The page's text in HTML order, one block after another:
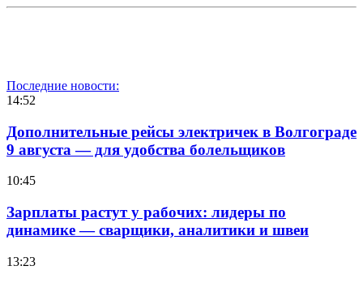
Последние новости:
14:52
Дополнительные рейсы электричек в Волгограде
9 августа — для удобства болельщиков
10:45
Зарплаты растут у рабочих: лидеры по
динамике — сварщики, аналитики и швеи
13:23